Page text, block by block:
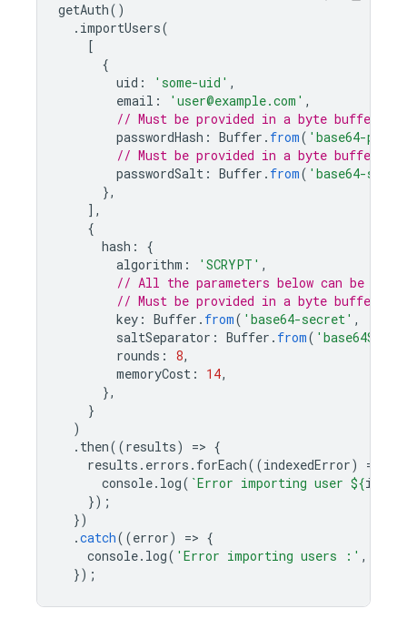
getAuth()
. importUsers(
[
{
uid : 'some-uid' ,
email : 'user@example.com' ,
// Must be provided in a byte buffer.
passwordHash : Buffer . from( 'base64-
// Must be provided in a byte buffer.
passwordSalt : Buffer . from( 'base64-salt'
},
],
{
hash :
{
algorithm : 'SCRYPT' ,
// All the parameters below can be
// Must be provided in a byte buffer.
key : Buffer . from( 'base64-secret' ,
saltSeparator : Buffer . from(
rounds : 8,
memoryCost : 14,
},
}
)
. then((results) => {
results . errors . forEach((indexedError) =
console. log( `Error importing user ${
});
})
.catch((error) => {
console. log( 'Error importing users :' ,
});